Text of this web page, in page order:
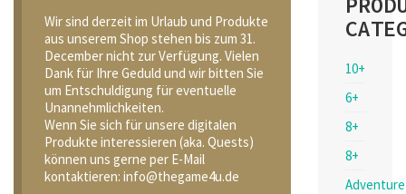
Wir sind derzeit im Urlaub und Produkte
aus unserem Shop stehen bis zum 31.
December nicht zur Verfügung. Vielen
Dank für Ihre Geduld und wir bitten Sie
um Entschuldigung für eventuelle
Unannehmlichkeiten.
Wenn Sie sich für unsere digitalen
Produkte interessieren (aka. Quests)
können uns gerne per E-Mail
kontaktieren: info@thegame4u.de
10+
6+
8+
8+
Adventure